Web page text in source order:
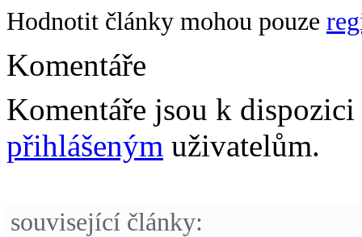
Hodnotit články mohou pouze
Komentáře
Komentáře jsou k
přihlášeným uživatelům.
související články: